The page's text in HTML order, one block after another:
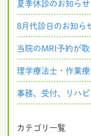
夏季休診のお知らせ
8月代診日のお知ら
当院のMRI予約が
理学療法士・作業
事務、受付、リハビ
カテゴリ一覧